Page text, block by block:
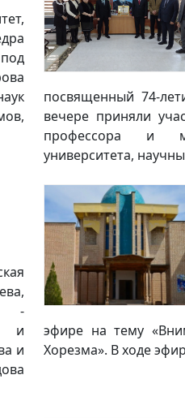
посвященный 74-
вечере приняли
профессора и
университета,
9 -
и
и
эфире на тему
Хорезма». В ходе